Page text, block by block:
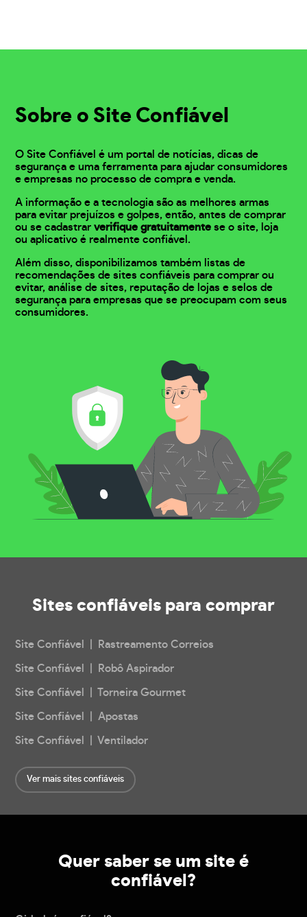
Sobre o Site Confiável
O Site Confiável é um portal de notícias, dicas de
segurança e uma ferramenta para ajudar consumidores
e empresas no processo de compra e venda.
A informação e a tecnologia são as melhores armas
para evitar prejuízos e golpes, então, antes de comprar
ou se cadastrarverifique gratuitamente se o site, loja
ou aplicativo é realmente confiável.
Além disso, disponibilizamos também listas de
recomendações de sites confiáveis para comprar ou
evitar, análise de sites, reputação de lojas e selos de
segurança para empresas que se preocupam com seus
consumidores.
Sites confiáveis para comprar
Site Confiável | Rastreamento Correios
Site Confiável | Robô Aspirador
Site Confiável | Torneira Gourmet
Site Confiável | Apostas
Site Confiável | Ventilador
Ver mais sites confiáveis
Quer saber se um site é
confiável?